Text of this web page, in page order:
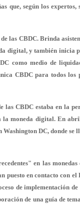
que, según los
las CBDC. Brinda
digital, y también inicia
como medio de
CBDC para todos los
CBDC estaba en la
moneda digital. En
DC, donde se
en las monedas
puesto en contacto con
de implementación de
de una guía de